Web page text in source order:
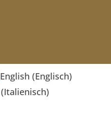
English (Englisch)
(Italienisch)